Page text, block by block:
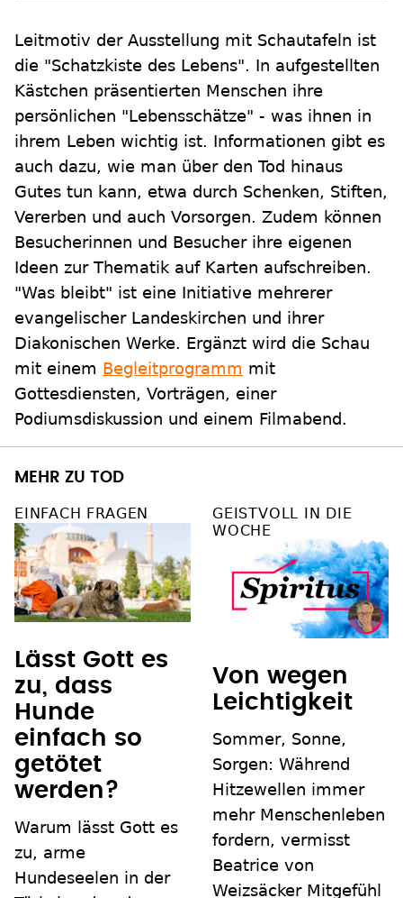
Leitmotiv der Ausstellung mit Schautafeln ist
die "Schatzkiste des Lebens". In aufgestellten
Kästchen präsentierten Menschen ihre
persönlichen "Lebensschätze" - was ihnen in
ihrem Leben wichtig ist. Informationen gibt es
auch dazu, wie man über den Tod hinaus
Gutes tun kann, etwa durch Schenken, Stiften,
Vererben und auch Vorsorgen. Zudem können
Besucherinnen und Besucher ihre eigenen
Ideen zur Thematik auf Karten aufschreiben.
"Was bleibt" ist eine Initiative mehrerer
evangelischer Landeskirchen und ihrer
Diakonischen Werke. Ergänzt wird die Schau
mit einem Begleitprogramm mit
Gottesdiensten, Vorträgen, einer
Podiumsdiskussion und einem Filmabend.
MEHR ZU TOD
EINFACH FRAGEN
Lässt Gott es
zu, dass
Hunde
einfach so
getötet
werden?
Warum lässt Gott es
zu, arme
Hundeseelen in der
GEISTVOLL IN DIE
WOCHE
Von wegen
Leichtigkeit
Sommer, Sonne,
Sorgen: Während
Hitzewellen immer
mehr Menschenleben
fordern, vermisst
Beatrice von
Weizsäcker Mitgefühl